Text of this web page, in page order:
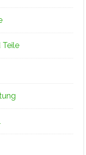
Teile